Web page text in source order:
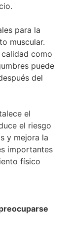
para la
muscular.
como
puede
del
el
el riesgo
y mejora la
importantes
físico